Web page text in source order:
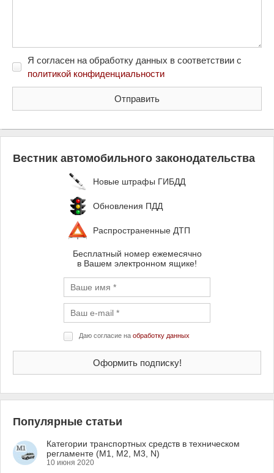
Я согласен на обработку данных в соответствии с
политикой конфиденциальности
Вестник автомобильного законодательства
Новые штрафы ГИБДД
Обновления ПДД
Распространенные ДТП
Бесплатный номер ежемесячно
в Вашем электронном ящике!
Даю согласие на обработку данных
Популярные статьи
Категории транспортных средств в техническом
регламенте (M1, M2, M3, N)
10 июня 2020